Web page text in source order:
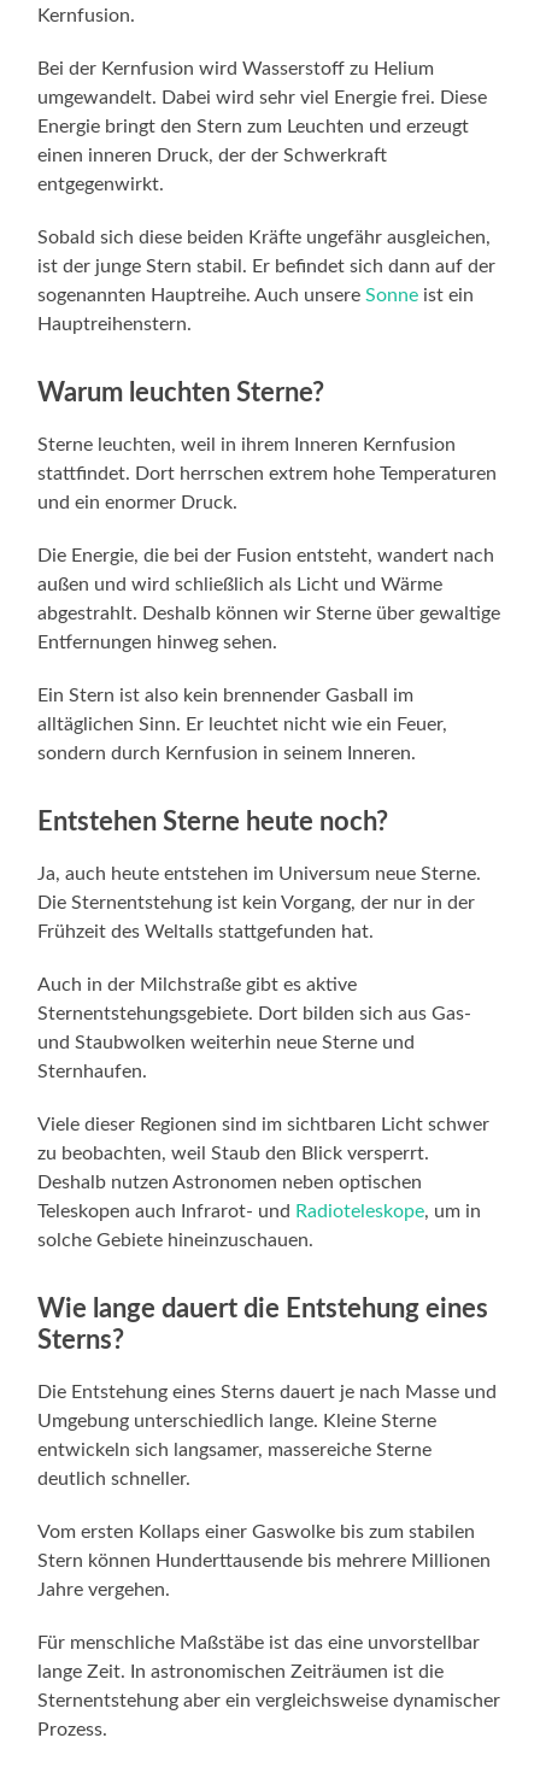
Kernfusion.
Bei der Kernfusion wird Wasserstoff zu Helium
umgewandelt. Dabei wird sehr viel Energie frei. Diese
Energie bringt den Stern zum Leuchten und erzeugt
einen inneren Druck, der der Schwerkraft
entgegenwirkt.
Sobald sich diese beiden Kräfte ungefähr ausgleichen,
ist der junge Stern stabil. Er befindet sich dann auf der
sogenannten Hauptreihe. Auch unsereSonne ist ein
Hauptreihenstern.
Warum leuchten Sterne?
Sterne leuchten, weil in ihrem Inneren Kernfusion
stattfindet. Dort herrschen extrem hohe Temperaturen
und ein enormer Druck.
Die Energie, die bei der Fusion entsteht, wandert nach
außen und wird schließlich als Licht und Wärme
abgestrahlt. Deshalb können wir Sterne über gewaltige
Entfernungen hinweg sehen.
Ein Stern ist also kein brennender Gasball im
alltäglichen Sinn. Er leuchtet nicht wie ein Feuer,
sondern durch Kernfusion in seinem Inneren.
Entstehen Sterne heute noch?
Ja, auch heute entstehen im Universum neue Sterne.
Die Sternentstehung ist kein Vorgang, der nur in der
Frühzeit des Weltalls stattgefunden hat.
Auch in der Milchstraße gibt es aktive
Sternentstehungsgebiete. Dort bilden sich aus Gas-
und Staubwolken weiterhin neue Sterne und
Sternhaufen.
Viele dieser Regionen sind im sichtbaren Licht schwer
zu beobachten, weil Staub den Blick versperrt.
Deshalb nutzen Astronomen neben optischen
Teleskopen auch Infrarot- und Radioteleskope, um in
solche Gebiete hineinzuschauen.
Wie lange dauert die Entstehung eines
Sterns?
Die Entstehung eines Sterns dauert je nach Masse und
Umgebung unterschiedlich lange. Kleine Sterne
entwickeln sich langsamer, massereiche Sterne
deutlich schneller.
Vom ersten Kollaps einer Gaswolke bis zum stabilen
Stern können Hunderttausende bis mehrere Millionen
Jahre vergehen.
Für menschliche Maßstäbe ist das eine unvorstellbar
lange Zeit. In astronomischen Zeiträumen ist die
Sternentstehung aber ein vergleichsweise dynamischer
Prozess.